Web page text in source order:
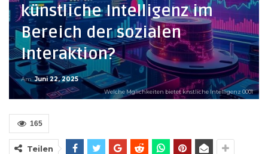
künstliche Intelligenz im
Bereich der sozialen
Interaktion?
AmJuni 22, 2025
Welche Mglichkeiten bietet knstliche Intelligenz 0001
165
Teilen